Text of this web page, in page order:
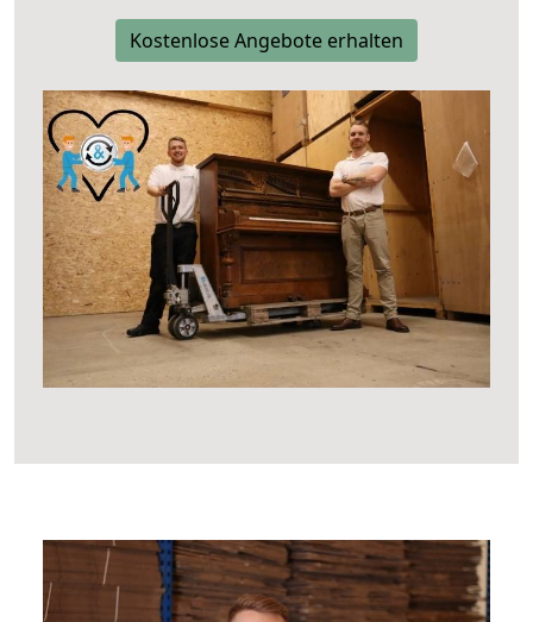
Kostenlose Angebote erhalten